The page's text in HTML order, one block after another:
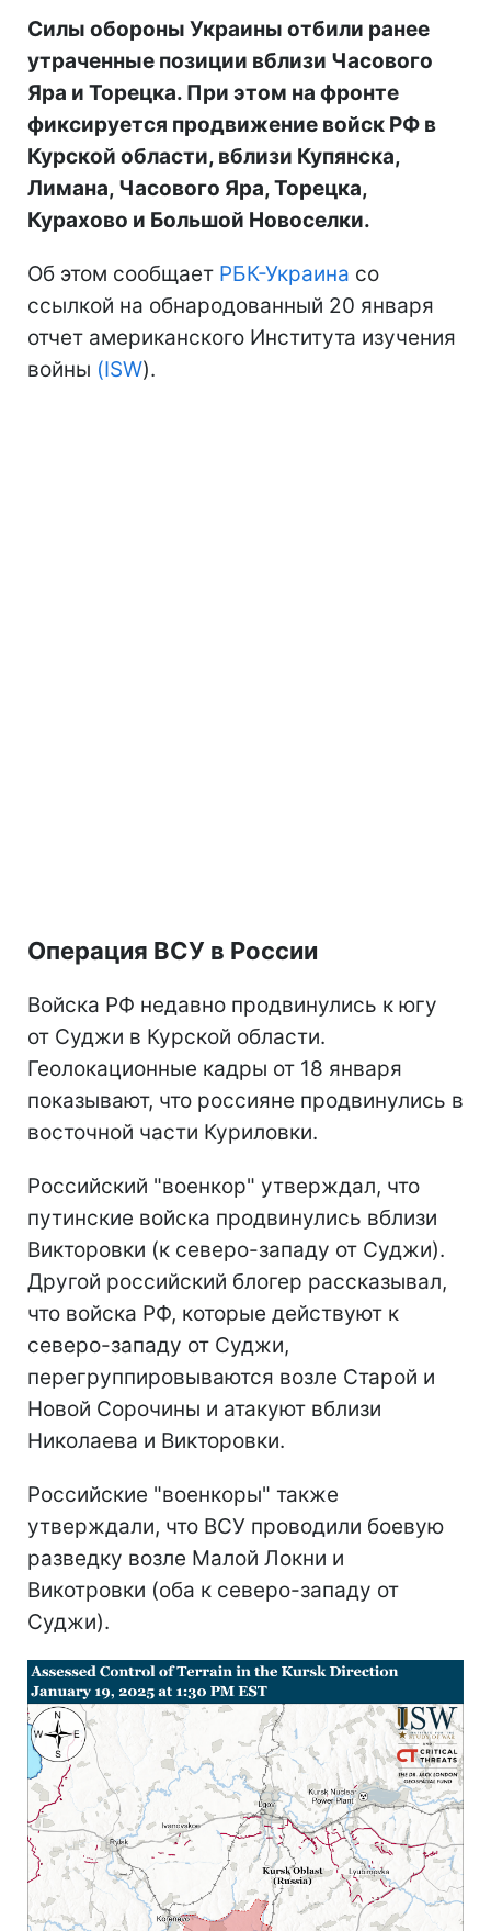
Силы обороны Украины отбили ранее
утраченные позиции вблизи Часового
Яра и Торецка. При этом на фронте
фиксируется продвижение войск РФ в
Курской области, вблизи Купянска,
Лимана, Часового Яра, Торецка,
Курахово и Большой Новоселки.
Об этом сообщает РБК-Украина со
ссылкой на обнародованный 20 января
отчет американского Института изучения
войны (ISW).
Операция ВСУ в России
Войска РФ недавно продвинулись к югу
от Суджи в Курской области.
Геолокационные кадры от 18 января
показывают, что россияне продвинулись в
восточной части Куриловки.
Российский "военкор" утверждал, что
путинские войска продвинулись вблизи
Викторовки (к северо-западу от Суджи).
Другой российский блогер рассказывал,
что войска РФ, которые действуют к
северо-западу от Суджи,
перегруппировываются возле Старой и
Новой Сорочины и атакуют вблизи
Николаева и Викторовки.
Российские "военкоры" также
утверждали, что ВСУ проводили боевую
разведку возле Малой Локни и
Викотровки (оба к северо-западу от
Суджи).